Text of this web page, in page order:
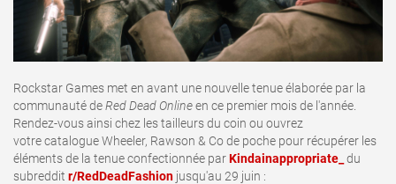
Rockstar Games met en avant une nouvelle tenue élaborée par la
communauté deRed Dead Onlineen ce premier mois de l'année.
Rendez-vous ainsi chez les tailleurs du coin ou ouvrez
votre catalogue Wheeler, Rawson & Co de poche pour récupérer les
éléments de la tenue confectionnée parKindainappropriate_ du
subreddit r/RedDeadFashion jusqu'au 29 juin :